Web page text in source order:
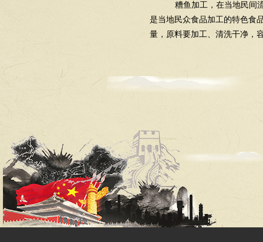
糟鱼加工，在当地民间
是当地民众食品加工的特色食
量，原料要加工、清洗干净，